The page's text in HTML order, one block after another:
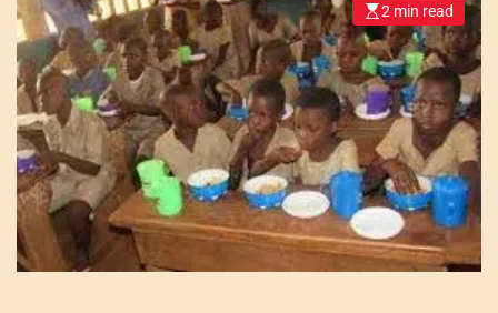
E
s
t
i
m
a
t
e
r
e
a
d
t
i
m
e
2 min read